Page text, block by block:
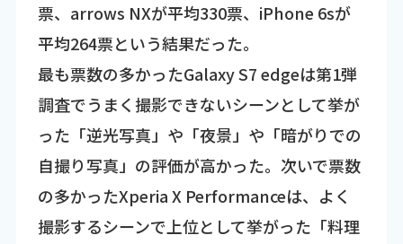
票、arrows NXが平均330票、iPhone 6sが
平均264票という結果だった。
最も票数の多かったGalaxy S7 edgeは第1弾
調査でうまく撮影できないシーンとして挙が
った「逆光写真」や「夜景」や「暗がりでの
自撮り写真」の評価が高かった。次いで票数
の多かったXperia X Performanceは、よく
撮影するシーンで上位として挙がった「料理